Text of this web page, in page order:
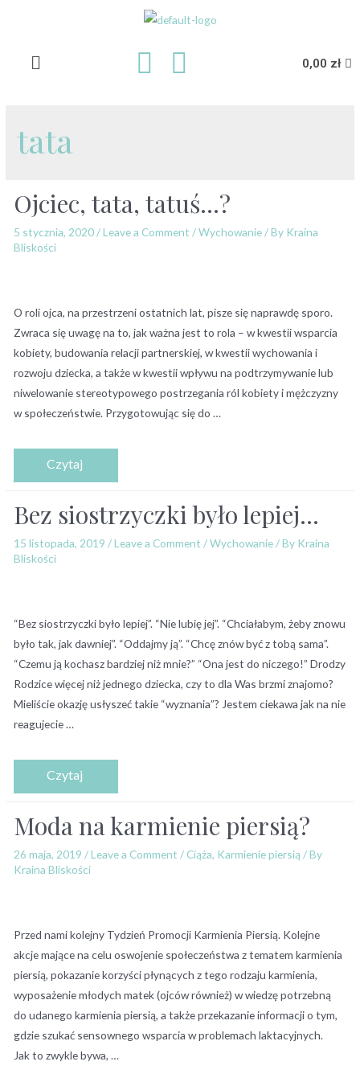
0,00 zł
tata
Ojciec, tata, tatuś…?
5 stycznia, 2020/Leave a Comment /Wychowanie/ By Kraina
Bliskości
O roli ojca, na przestrzeni ostatnich lat, pisze się naprawdę sporo.
Zwraca się uwagę na to, jak ważna jest to rola – w kwestii wsparcia
kobiety, budowania relacji partnerskiej, w kwestii wychowania i
rozwoju dziecka, a także w kwestii wpływu na podtrzymywanie lub
niwelowanie stereotypowego postrzegania ról kobiety i mężczyzny
w społeczeństwie. Przygotowując się do …
Bez siostrzyczki było lepiej…
15 listopada, 2019 /Leave a Comment /Wychowanie/ By Kraina
Bliskości
“Bez siostrzyczki było lepiej”. “Nie lubię jej”. “Chciałabym, żeby znowu
było tak, jak dawniej”. “Oddajmy ją”. “Chcę znów być z tobą sama”.
“Czemu ją kochasz bardziej niż mnie?” “Ona jest do niczego!” Drodzy
Rodzice więcej niż jednego dziecka, czy to dla Was brzmi znajomo?
Mieliście okazję usłyszeć takie “wyznania”? Jestem ciekawa jak na nie
reagujecie …
Moda na karmienie piersią?
26 maja, 2019 /Leave a Comment / Ciąża, Karmienie piersią / By
Kraina Bliskości
Przed nami kolejny Tydzień Promocji Karmienia Piersią. Kolejne
akcje mające na celu oswojenie społeczeństwa z tematem karmienia
piersią, pokazanie korzyści płynących z tego rodzaju karmienia,
wyposażenie młodych matek (ojców również) w wiedzę potrzebną
do udanego karmienia piersią, a także przekazanie informacji o tym,
gdzie szukać sensownego wsparcia w problemach laktacyjnych.
Jak to zwykle bywa, …